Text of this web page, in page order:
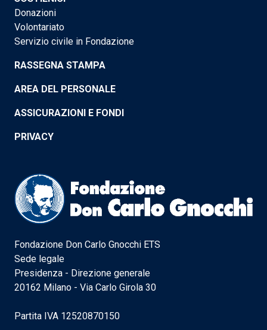
Donazioni
Volontariato
Servizio civile in Fondazione
RASSEGNA STAMPA
AREA DEL PERSONALE
ASSICURAZIONI E FONDI
PRIVACY
Fondazione Don Carlo Gnocchi ETS
Sede legale
Presidenza - Direzione generale
20162 Milano - Via Carlo Girola 30
Partita IVA 12520870150